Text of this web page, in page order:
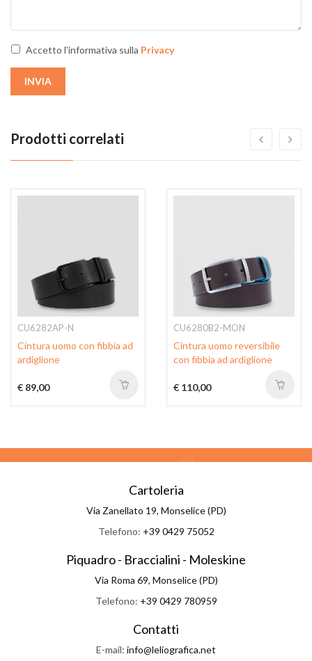
Accetto l'informativa sulla Privacy
INVIA
Prodotti correlati
CU6282AP-N
Cintura uomo con fibbia ad
ardiglione
€ 89,00
CU6280B2-MON
Cintura uomo reversibile
con fibbia ad ardiglione
€ 110,00
Cartoleria
Via Zanellato 19, Monselice (PD)
Telefono: +39 0429 75052
Piquadro - Braccialini - Moleskine
Via Roma 69, Monselice (PD)
Telefono: +39 0429 780959
Contatti
E-mail: info@leliografica.net